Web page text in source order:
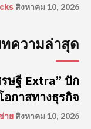
สิงหาคม 10, 2026
ความล่าสุด
ษฐี Extra” ปัก
กาสทางธุรกิจ
ายสิงหาคม 10, 2026